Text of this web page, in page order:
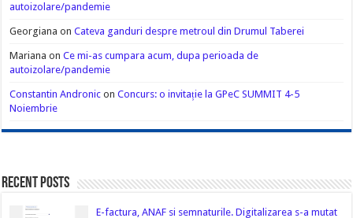
autoizolare/pandemie
Georgiana onCateva ganduri despre metroul din Drumul Taberei
Mariana onCe mi-as cumpara acum, dupa perioada de
autoizolare/pandemie
Constantin Andronic onConcurs: o invitație la GPeC SUMMIT 4-5
Noiembrie
Recent Posts
E-factura, ANAF si semnaturile. Digitalizarea s-a mutat